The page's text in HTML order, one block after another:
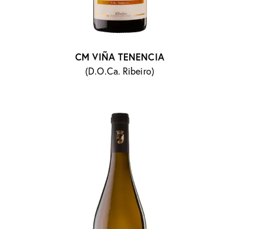
CM VIÑA TENENCIA
(D.O.Ca. Ribeiro)